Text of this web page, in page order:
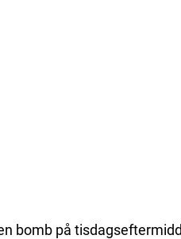
bomb på